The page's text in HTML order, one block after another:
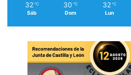
32 ℃
Sáb
30 ℃
Dom
32 ℃
Lun